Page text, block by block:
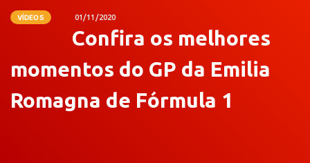
VÍDEOS 01/11/2020
Confira os melhores
momentos do GP da Emilia
Romagna de Fórmula 1